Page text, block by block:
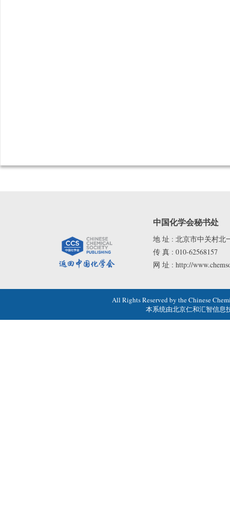
中国化学会秘书处
地 址 : 北京市中关村北
传 真 : 010-62568157
网 址 : http://
All Rights Reserved by the Chinese
本系统由北京仁和汇智信息